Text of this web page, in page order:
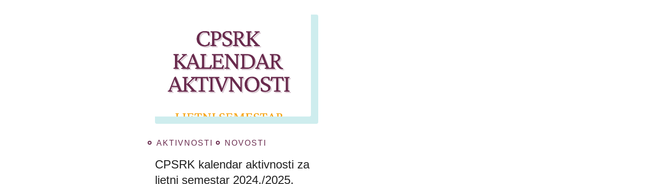
AKTIVNOSTI NOVOSTI
CPSRK kalendar aktivnosti za
ljetni semestar 2024./2025.